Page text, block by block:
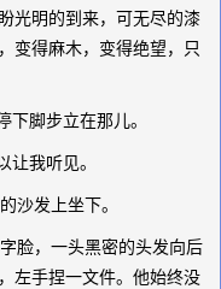
光明的到来，可无尽的漆
变得麻木，变得绝望，只
脚步立在那儿。
我听见。
沙发上坐下。
脸，一头黑密的头发向后
左手捏一文件。他始终没